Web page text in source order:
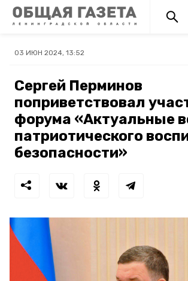
03 ИЮН 2024, 13:52
Сергей Перминов
поприветствовал
форума «Актуальные
патриотического
безопасности»